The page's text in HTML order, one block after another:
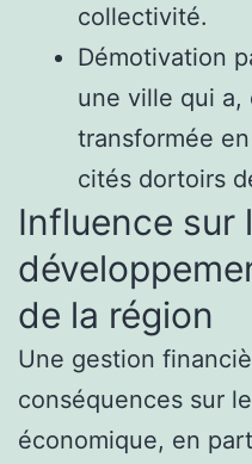
collectivité.
Démotivation
une ville qui a,
transformée
cités dortoirs
Influence sur
de la région
Une gestion
conséquences sur
économique, en